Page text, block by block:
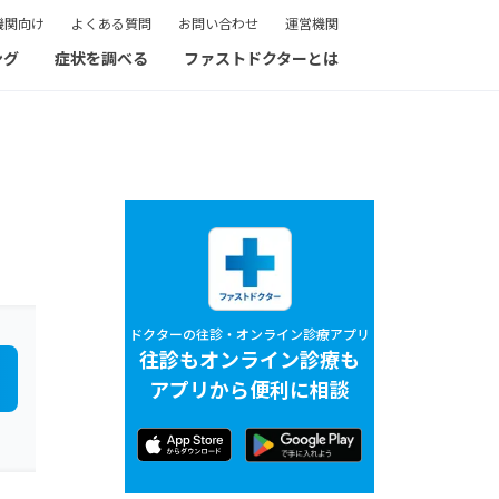
関向け よくある質問 お問い合わせ 運営機関
症状を調べる ファストドクターとは
ドクターの往診・オンライン診療アプリ
往診もオンライン診療も
アプリから便利に相談